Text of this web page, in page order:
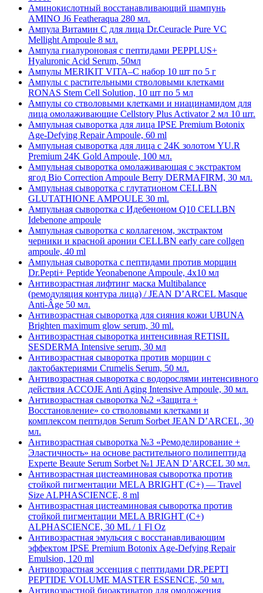
Аминокислотный восстанавливающий шампунь
AMINO J6 Featheraqua 280 мл.
Ампула Витамин С для лица Dr.Ceuracle Pure VC
Mellight Ampoule 8 мл.
Ампула гиалуроновая с пептидами PEPPLUS+
Hyaluronic Acid Serum, 50мл
Ампулы MERIKIT VITA–C набор 10 шт по 5 г
Ампулы с растительными стволовыми клетками
RONAS Stem Cell Solution, 10 шт по 5 мл
Ампулы со стволовыми клетками и ниацинамидом для
лица омолаживающие Cellstory Plus Activator 2 мл 10 шт.
Ампульная сыворотка для лица IPSE Premium Botonix
Age-Defying Repair Ampoule, 60 ml
Ампульная сыворотка для лица с 24K золотом YU.R
Premium 24K Gold Ampoule, 100 мл.
Ампульная сыворотка омолаживающая с экстрактом
ягод Bio Correction Ampoule Berry DERMAFIRM, 30 мл.
Ампульная сыворотка с глутатионом CELLBN
GLUTATHIONE AMPOULE 30 ml.
Ампульная сыворотка с Идебеноном Q10 CELLBN
Idebenone ampoule
Ампульная сыворотка с коллагеном, экстрактом
черники и красной аронии CELLBN early care collgen
ampoule, 40 ml
Ампульная сыворотка с пептидами против морщин
Dr.Pepti+ Peptide Yeonabenone Ampoule, 4х10 мл
Антивозрастная лифтинг маска Multibalance
(ремодуляция контура лица) / JEAN D’ARCEL Masque
Anti-Âge 50 мл.
Антивозрастная сыворотка для сияния кожи UBUNA
Brighten maximum glow serum, 30 ml.
Антивозрастная сыворотка интенсивная RETISIL
SESDERMA Intensive serum, 30 мл
Антивозрастная сыворотка против морщин c
лактобактериями Crumelis Serum, 50 мл.
Антивозрастная сыворотка с водорослями интенсивного
действия ACCOJE Anti Aging Intensive Ampoule, 30 мл.
Антивозрастная сыворотка №2 «Защита +
Восстановление» со стволовыми клетками и
комплексом пептидов Serum Sorbet JEAN D’ARCEL, 30
мл.
Антивозрастная сыворотка №3 «Ремоделирование +
Эластичность» на основе растительного полипептида
Experte Beaute Serum Sorbet №1 JEAN D’ARCEL 30 мл.
Антивозрастная цистеаминовая сыворотка против
стойкой пигментации MELA BRIGHT (C+) — Travel
Size ALPHASCIENCE, 8 ml
Антивозрастная цистеаминовая сыворотка против
стойкой пигментации MELA BRIGHT (C+)
ALPHASCIENCE, 30 ML / 1 Fl Oz
Антивозрастная эмульсия с восстанавливающим
эффектом IPSE Premium Botonix Age-Defying Repair
Emulsion, 120 ml
Антивозрастная эссенция с пептидами DR.PEPTI
PEPTIDE VOLUME MASTER ESSENCE, 50 мл.
Антивозрастной биоактиватор для омоложения